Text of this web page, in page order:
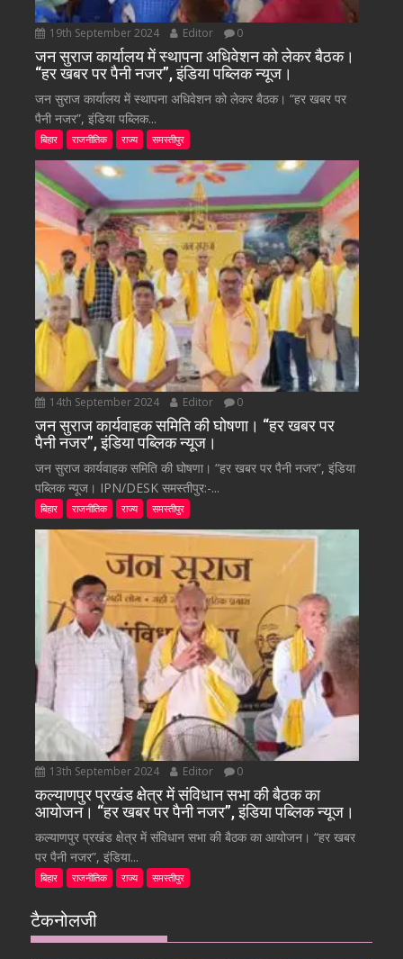
19th September 2024 Editor 0
जन सुराज कार्यालय में स्थापना अधिवेशन को लेकर बैठक।
“हर खबर पर पैनी नजर”, इंडिया पब्लिक न्यूज।
जन सुराज कार्यालय में स्थापना अधिवेशन को लेकर बैठक। “हर खबर पर
पैनी नजर”, इंडिया पब्लिक...
बिहार राजनीतिक राज्य समस्तीपुर
14th September 2024 Editor 0
जन सुराज कार्यवाहक समिति की घोषणा। “हर खबर पर
पैनी नजर”, इंडिया पब्लिक न्यूज।
जन सुराज कार्यवाहक समिति की घोषणा। “हर खबर पर पैनी नजर”, इंडिया
पब्लिक न्यूज। IPN/DESK समस्तीपुर:-...
बिहार राजनीतिक राज्य समस्तीपुर
13th September 2024 Editor 0
कल्याणपुर प्रखंड क्षेत्र में संविधान सभा की बैठक का
आयोजन। “हर खबर पर पैनी नजर”, इंडिया पब्लिक न्यूज।
कल्याणपुर प्रखंड क्षेत्र में संविधान सभा की बैठक का आयोजन। “हर खबर
पर पैनी नजर”, इंडिया...
बिहार राजनीतिक राज्य समस्तीपुर
टैकनोलजी